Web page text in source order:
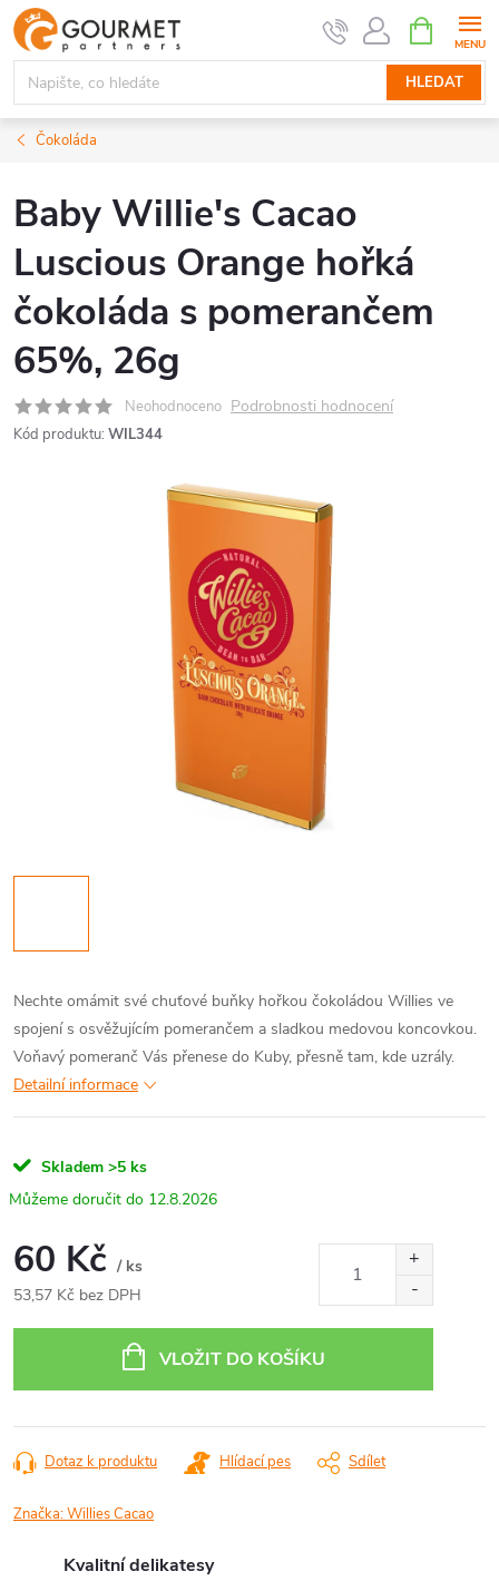
Přejít
na
obsah
HLEDAT
NÁKUPNÍ
KOŠÍK
Čokoláda
Baby Willie's Cacao
Luscious Orange hořká
čokoláda s pomerančem
65%, 26g
Neohodnoceno Podrobnosti hodnocení
Kód produktu: WIL344
Nechte omámit své chuťové buňky hořkou čokoládou Willies ve
spojení s osvěžujícím pomerančem a sladkou medovou koncovkou.
Voňavý pomeranč Vás přenese do Kuby, přesně tam, kde uzrály.
Detailní informace
Skladem >5 ks
12.8.2026
60 Kč / ks
53,57 Kč bez DPH
VLOŽIT DO KOŠÍKU
Dotaz k produktu Hlídací pes Sdílet
Značka:Willies Cacao
Kvalitní delikatesy